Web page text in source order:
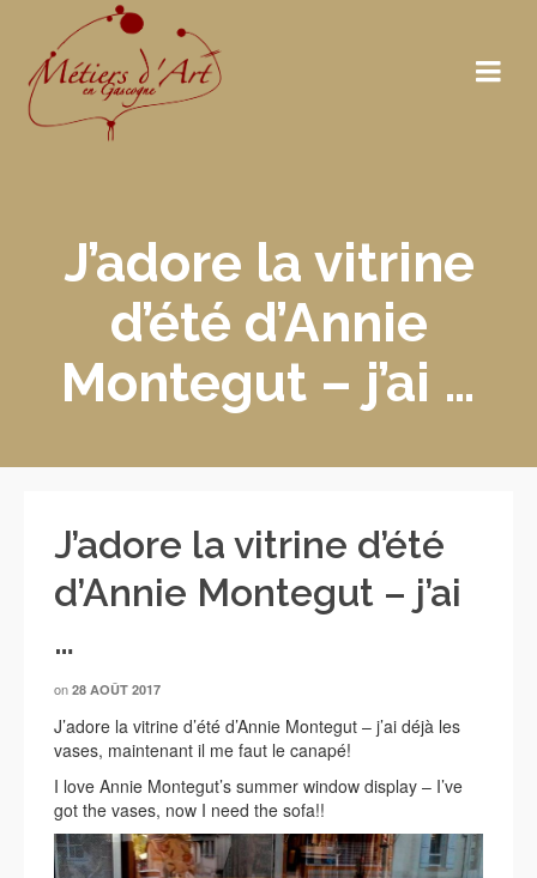
J’adore la vitrine
d’été d’Annie
Montegut – j’ai …
J’adore la vitrine d’été
d’Annie Montegut – j’ai
…
on 28 AOÛT 2017
J’adore la vitrine d’été d’Annie Montegut – j’ai déjà les
vases, maintenant il me faut le canapé!
I love Annie Montegut’s summer window display – I’ve
got the vases, now I need the sofa!!